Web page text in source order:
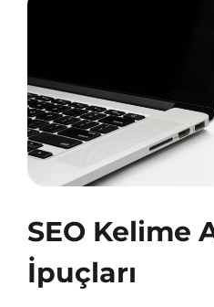
SEO Kelime
İpuçları